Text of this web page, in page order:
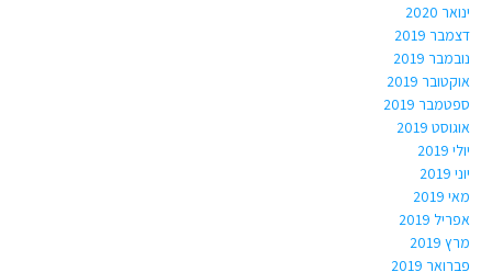
ינואר 2020
דצמבר 2019
נובמבר 2019
אוקטובר 2019
ספטמבר 2019
אוגוסט 2019
יולי 2019
יוני 2019
מאי 2019
אפריל 2019
מרץ 2019
פברואר 2019